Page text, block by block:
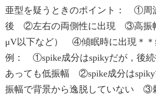
亜型を疑うときのポイント： ①周
後 ②左右の両側性に出現 ③高振
μV以下など） ④傾眠時に出現＊＊
例： ①spike成分はspikyだが，後続
あっても低振幅 ②spike成分はspiky
振幅で背景から逸脱していない ③